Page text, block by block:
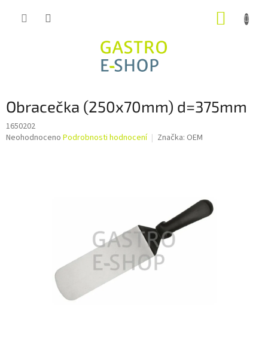
Obracečka (250x70mm) d=375mm
1650202
Průměrné
Neohodnoceno Podrobnosti hodnocení Značka: OEM